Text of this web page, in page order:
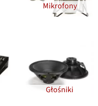
Mikrofony
Głośniki